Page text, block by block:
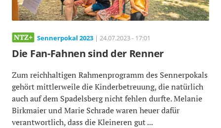
Sennerpokal 2023 | 24.07.2023 - 17:01
Die Fan-Fahnen sind der Renner
Zum reichhaltigen Rahmenprogramm des Sennerpokals
gehört mittlerweile die Kinderbetreuung, die natürlich
auch auf dem Spadelsberg nicht fehlen durfte. Melanie
Birkmaier und Marie Schrade waren heuer dafür
verantwortlich, dass die Kleineren gut ...